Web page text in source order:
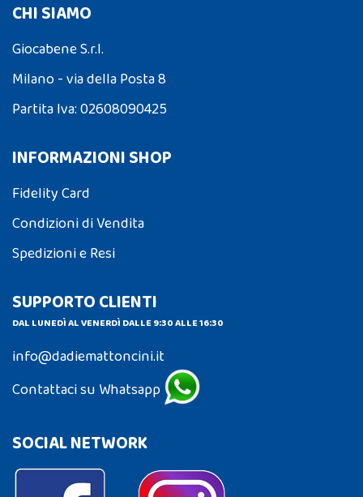
CHI SIAMO
Giocabene S.r.l.
Milano - via della Posta 8
Partita Iva: 02608090425
INFORMAZIONI SHOP
Fidelity Card
Condizioni di Vendita
Spedizioni e Resi
SUPPORTO CLIENTI
DAL LUNEDÌ AL VENERDÌ DALLE 9:30 ALLE 16:30
info@dadiemattoncini.it
Contattaci su Whatsapp
SOCIAL NETWORK